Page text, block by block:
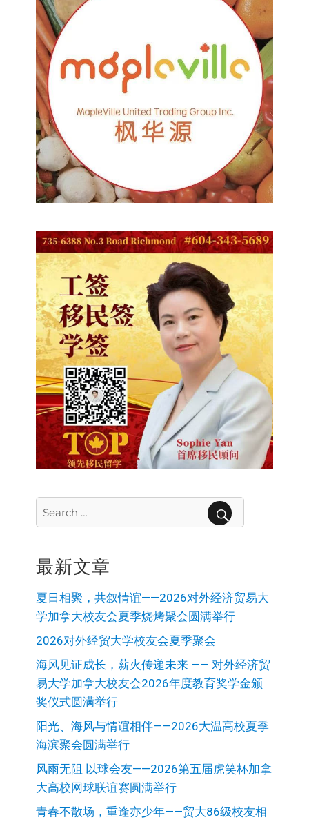
for:
最新文章
夏日相聚，共叙情谊——2026对外经济贸易大
学加拿大校友会夏季烧烤聚会圆满举行
2026对外经贸大学校友会夏季聚会
海风见证成长，薪火传递未来 —— 对外经济贸
易大学加拿大校友会2026年度教育奖学金颁
奖仪式圆满举行
阳光、海风与情谊相伴——2026大温高校夏季
海滨聚会圆满举行
风雨无阻 以球会友——2026第五届虎笑杯加拿
大高校网球联谊赛圆满举行
青春不散场，重逢亦少年——贸大86级校友相